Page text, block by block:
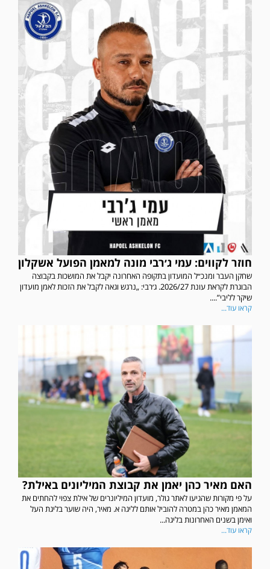
חוזר לקווים: עמי ג׳רבי מונה למאמן הפועל אשקלון
שחקן העבר ומנכ״ל המועדון בתקופה האחרונה יקבל את המושכות בקבוצה
הבוגרת לקראת עונת 2026/27. ג׳רבי: „נרגש וגאה לקבל את הזכות לאמן מועדון
שיקר לליבי”....
קראו עוד...
האם מאיר כהן יאמן את קבוצת המיליונים באילת?
על פי מקורות שהגיעו לאתר גולר, מועדון המיליונרים של אילת צפוי להחתים את
המאמן מאיר כהן במטרה להוביל אותם לליגה א. מאיר, היה שוער בליגת העל
ואימן בשנים האחרונות בליגה...
קראו עוד...